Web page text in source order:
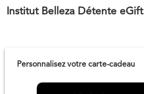
Institut Belleza Détente eGift
Personnalisez votre carte-cadeau